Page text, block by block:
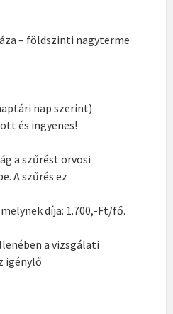
– földszinti nagyterme
nap szerint)
és ingyenes!
a szűrést orvosi
A szűrés ez
díja: 1.700,-Ft/fő.
a vizsgálati
igénylő